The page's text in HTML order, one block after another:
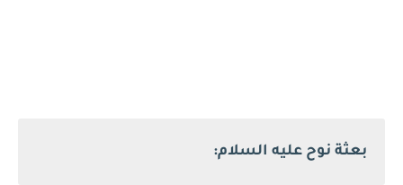
بعثة نوح عليه السلام: